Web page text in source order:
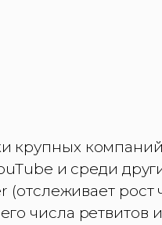
крупных
и среди
(отслеживает
числа ретвитов